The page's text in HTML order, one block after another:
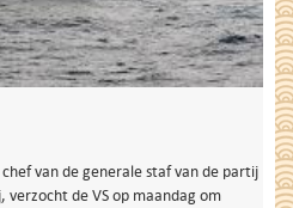
van de generale staf van de partij
verzocht de VS op maandag om